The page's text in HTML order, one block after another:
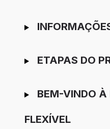
ETAPAS DO
BEM-VINDO À
FLEXÍVEL